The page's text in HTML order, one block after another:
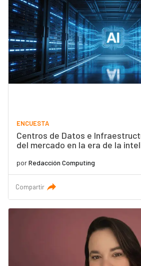
ENCUESTA
Centros de Datos e
del mercado en la era de la
porRedacción Computing
Compartir